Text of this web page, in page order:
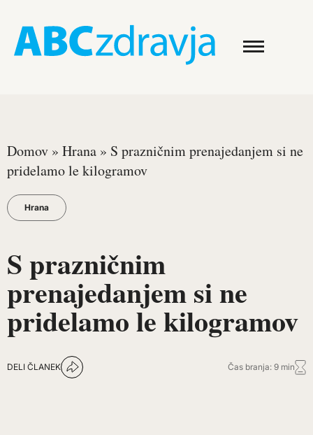
Domov » Hrana » S prazničnim prenajedanjem si ne
pridelamo le kilogramov
Hrana
S prazničnim
prenajedanjem si ne
pridelamo le kilogramov
DELI ČLANEK Čas branja: 9 min